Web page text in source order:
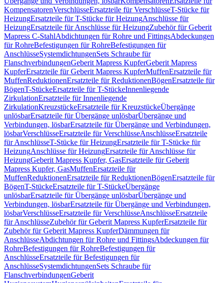
KompensatorenVerschlüsseErsatzteile für VerschlüsseT-Stücke für
HeizungErsatzteile für T-Stücke für HeizungAnschlüsse für
HeizungErsatzteile für Anschlüsse für HeizungZubehör für Geberit
Mapress C-StahlAbdichtungen für Rohre und FittingsAbdeckungen
für RohreBefestigungen für RohreBefestigungen für
AnschlüsseSystemdichtungenSets Schraube für
FlanschverbindungenGeberit Mapress KupferGeberit Mapress
KupferErsatzteile für Geberit Mapress KupferMuffenErsatzteile für
MuffenReduktionenErsatzteile für ReduktionenBögenErsatzteile für
BögenT-StückeErsatzteile für T-StückeInnenliegende
ZirkulationErsatzteile für Innenliegende
ZirkulationKreuzstückeErsatzteile für KreuzstückeÜbergänge
unlösbarErsatzteile für Übergänge unlösbarÜbergänge und
Verbindungen, lösbarErsatzteile für Übergänge und Verbindungen,
lösbarVerschlüsseErsatzteile für VerschlüsseAnschlüsseErsatzteile
für AnschlüsseT-Stücke für HeizungErsatzteile für T-Stücke für
HeizungAnschlüsse für HeizungErsatzteile für Anschlüsse für
HeizungGeberit Mapress Kupfer, GasErsatzteile für Geberit
Mapress Kupfer, GasMuffenErsatzteile für
MuffenReduktionenErsatzteile für ReduktionenBögenErsatzteile für
BögenT-StückeErsatzteile für T-StückeÜbergänge
unlösbarErsatzteile für Übergänge unlösbarÜbergänge und
Verbindungen, lösbarErsatzteile für Übergänge und Verbindungen,
lösbarVerschlüsseErsatzteile für VerschlüsseAnschlüsseErsatzteile
für AnschlüsseZubehör für Geberit Mapress KupferErsatzteile für
Zubehör für Geberit Mapress KupferDämmungen für
AnschlüsseAbdichtungen für Rohre und FittingsAbdeckungen für
RohreBefestigungen für RohreBefestigungen für
AnschlüsseErsatzteile für Befestigungen für
AnschlüsseSystemdichtungenSets Schraube für
FlanschverbindungenGeberit